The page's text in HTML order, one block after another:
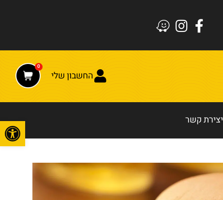
החשבון שלי
0
יצירת קשר